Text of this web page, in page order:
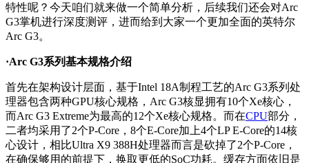
特性呢？今天咱们就来做一个简单分析，后续我们还会对Arc
G3掌机进行深度测评，进而给到大家一个更加全面的英特尔
Arc G3。
·Arc G3系列基本规格介绍
首先在架构设计层面，基于Intel 18A制程工艺的Arc G3系列处
理器包含两种GPU核心规格，Arc G3核显拥有10个Xe核心，
而Arc G3 Extreme为最高的12个Xe核心规格。而在CPU部分，
二者均采用了2个P-Core，8个E-Core加上4个LP E-Core的14核
心设计，相比Ultra X9 388H处理器而言是砍掉了2个P-Core，
在确保够用的前提下，换取更低的SoC功耗。缓存方面依旧是